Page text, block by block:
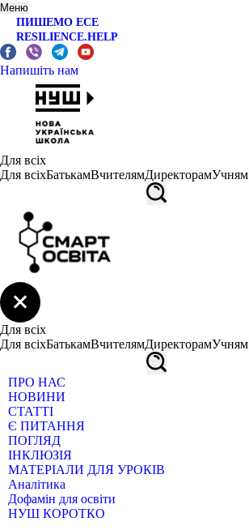
Меню
ПИШЕМО ЕСЕ
RESILIENCE.HELP
Напишіть нам
Для всіх
Для всіхБатькамВчителямДиректорамУчням
Для всіх
Для всіхБатькамВчителямДиректорамУчням
ПРО НАС
НОВИНИ
СТАТТІ
Є ПИТАННЯ
ПОГЛЯД
ІНКЛЮЗІЯ
МАТЕРІАЛИ ДЛЯ УРОКІВ
Аналітика
Дофамін для освіти
НУШ КОРОТКО